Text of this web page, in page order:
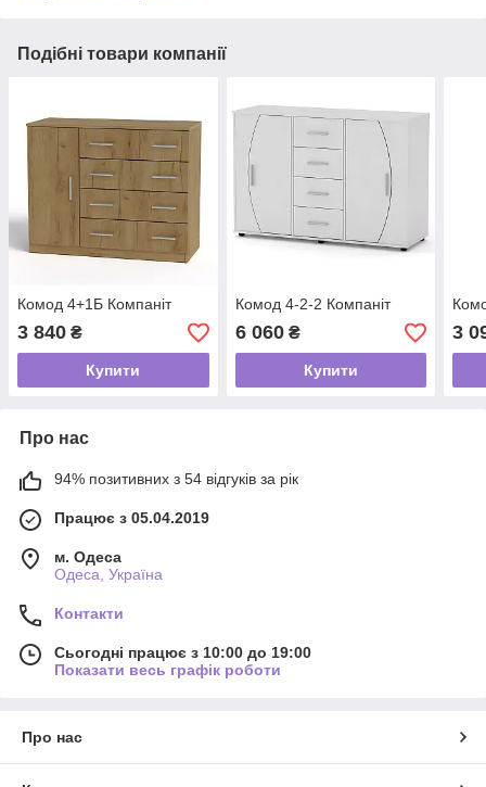
Подібні товари компанії
Комод 4+1Б Компаніт
3 840 ₴
Купити
Комод 4-2-2 Компаніт
6 060₴
Купити
3
Про нас
94% позитивних з 54 відгуків за рік
Працює з 05.04.2019
м. Одеса
Одеса, Україна
Контакти
Сьогодні працює з 10:00 до 19:00
Показати весь графік роботи
Про нас